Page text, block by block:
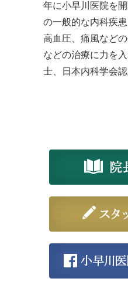
年に小早川医院を
の一般的な内科疾
高血圧、痛風など
などの治療に力を
士、日本内科学会